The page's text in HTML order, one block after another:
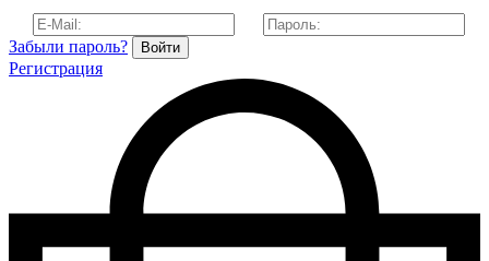
Забыли пароль? Войти
Регистрация